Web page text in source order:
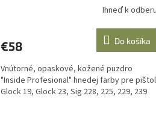
Ihneď k odberu
€58 Do košíka
Vnútorné, opaskové, kožené puzdro
"Inside Profesional" hnedej farby pre pištoľ
Glock 19, Glock 23, Sig 228, 225, 229, 239